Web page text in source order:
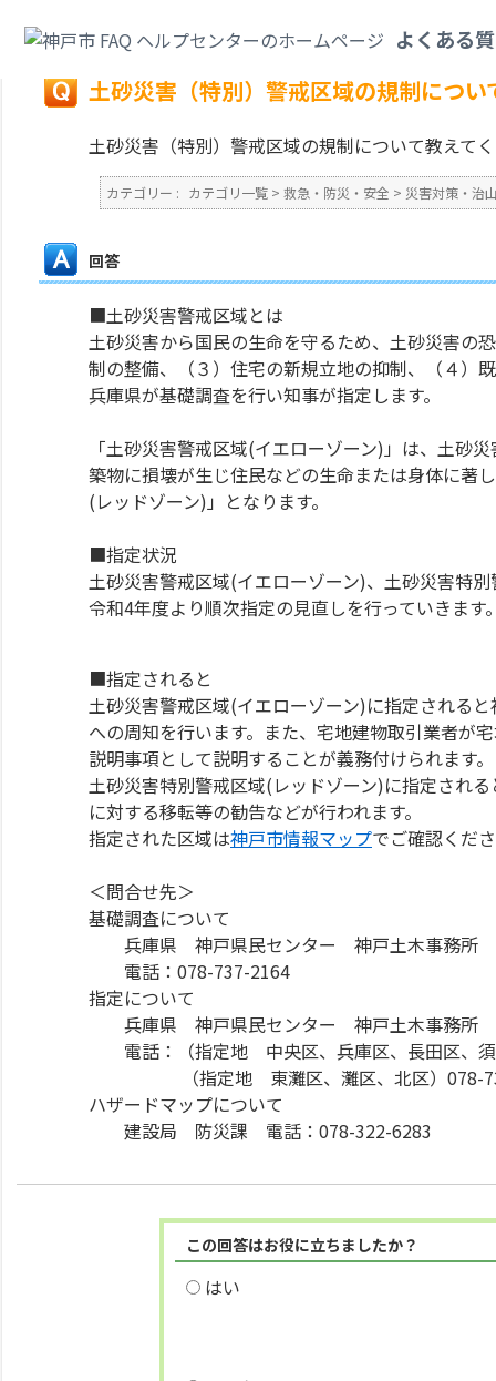
よくある
戻る
土砂災害（特別）警戒区域の規制につい
土砂災害（特別）警戒区域の規制について教えて
カテゴリー : カテゴリ一覧 > 救急・防災・安全 > 災害対策・治
回答
■土砂災害警戒区域とは
土砂災害から国民の生命を守るため、土砂災害の
制の整備、（３）住宅の新規立地の抑制、（４）
兵庫県が基礎調査を行い知事が指定します。
「土砂災害警戒区域(イエローゾーン)」は、土砂
築物に損壊が生じ住民などの生命または身体に著
(レッドゾーン)」となります。
■指定状況
土砂災害警戒区域(イエローゾーン)、土砂災害特
令和4年度より順次指定の見直しを行っていきます
■指定されると
土砂災害警戒区域(イエローゾーン)に指定される
への周知を行います。また、宅地建物取引業者が
説明事項として説明することが義務付けられます。
土砂災害特別警戒区域(レッドゾーン)に指定され
に対する移転等の勧告などが行われます。
指定された区域は神戸市情報マップでご確認くだ
＜問合せ先＞
基礎調査について
兵庫県 神戸県民センター 神戸土木事務所
電話：078-737-2164
指定について
兵庫県 神戸県民センター 神戸土木事務所
電話：（指定地 中央区、兵庫区、長田区、須
（指定地 東灘区、灘区、北区）078-
ハザードマップについて
建設局 防災課 電話：078-322-6283
この回答はお役に立ちましたか？
はい